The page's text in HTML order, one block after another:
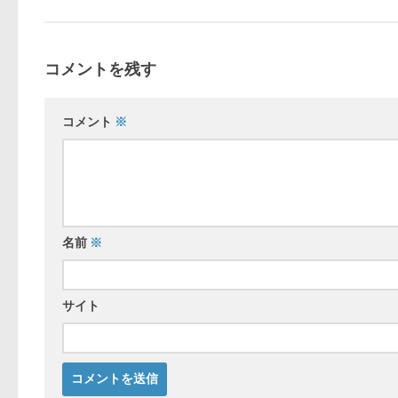
コメントを残す
コメント ※
名前 ※
サイト